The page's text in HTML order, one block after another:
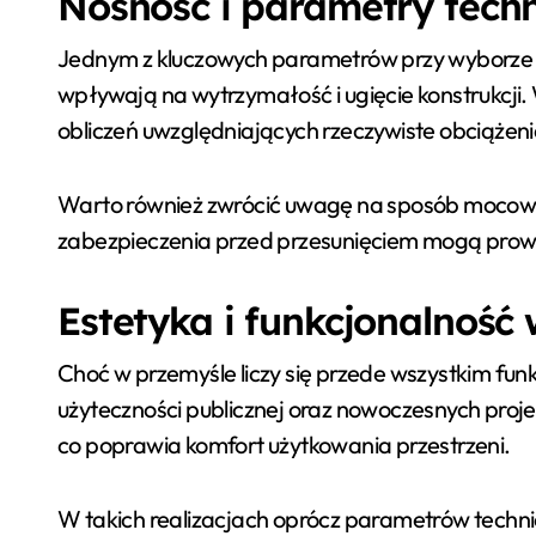
Jednym z kluczowych parametrów przy
wpływają na wytrzymałość i ugięcie
obliczeń uwzględniających rzeczywiste
Warto również zwrócić uwagę na sposób
zabezpieczenia przed przesunięciem mogą
Estetyka i funkcjonalność
Choć w przemyśle liczy się przede wszystkim
użyteczności publicznej oraz nowoczesnych
co poprawia komfort użytkowania przestrzeni.
W takich realizacjach oprócz parametrów